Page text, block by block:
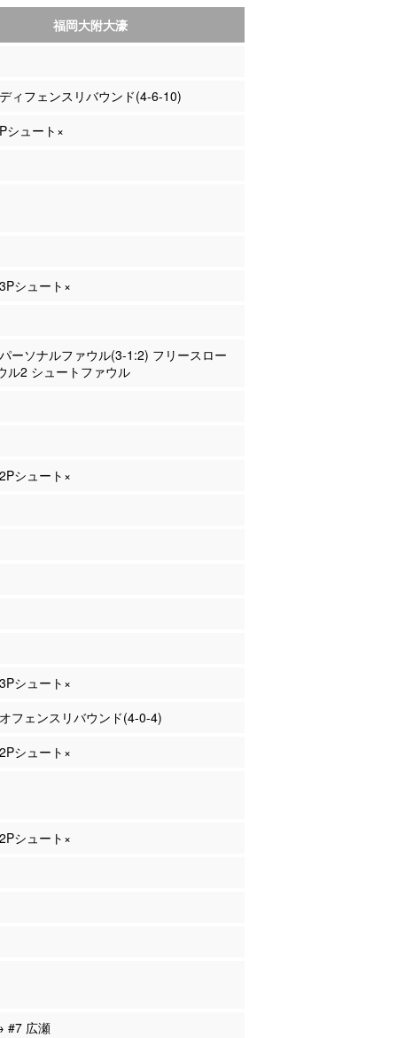
福岡大附大濠
ィフェンスリバウンド(4-6-10)
シュート×
シュート×
ーソナルファウル(3-1:2) フリースロー
ル2 シュートファウル
シュート×
シュート×
フェンスリバウンド(4-0-4)
シュート×
シュート×
#7 広瀬